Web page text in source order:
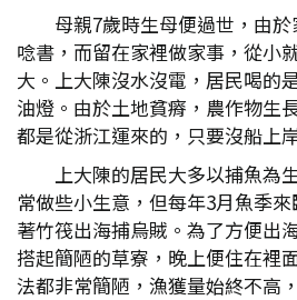
母親7歲時生母便過世，由
唸書，而留在家裡做家事，從小
大。上大陳沒水沒電，居民喝的
油燈。由於土地貧瘠，農作物生
都是從浙江運來的，只要沒船上
上大陳的居民大多以捕魚為
常做些小生意，但每年3月魚季
著竹筏出海捕烏賊。為了方便出
搭起簡陋的草寮，晚上便住在裡
法都非常簡陋，漁獲量始終不高